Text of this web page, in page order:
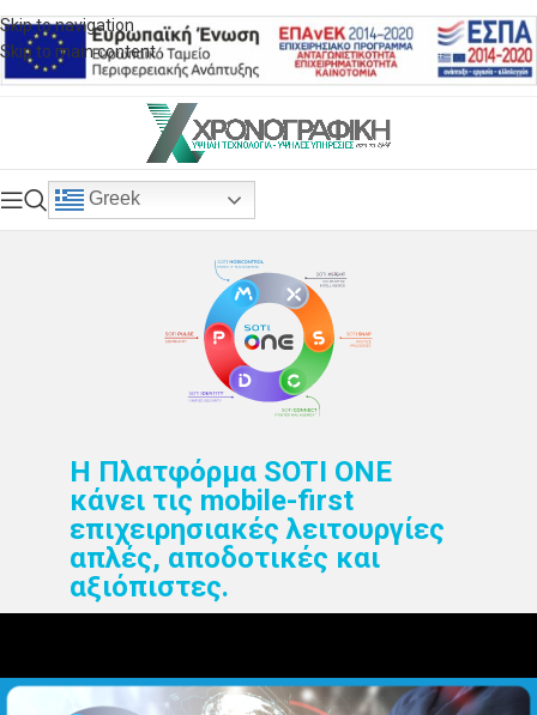
Skip to navigation
Skip to main content
Greek
Η Πλατφόρμα SOTI ONE
κάνει τις mobile-first
επιχειρησιακές λειτουργίες
απλές, αποδοτικές και
αξιόπιστες.